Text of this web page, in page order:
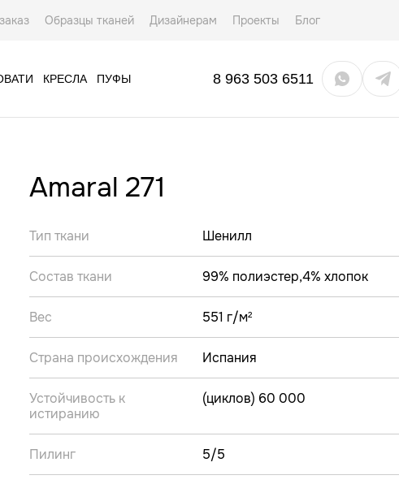
Образцы тканей Дизайнерам Проекты Блог
КРЕСЛА ПУФЫ 8 963 503 6511
Amaral 271
Тип ткани Шенилл
Состав ткани 99% полиэстер,4% хлопок
Вес 551 г/м²
Страна происхождения Испания
Устойчивость к
истиранию
(циклов) 60 000
Пилинг 5/5